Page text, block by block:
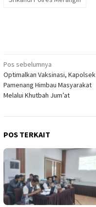
Navigasi
pos
Pos sebelumnya
Optimalkan Vaksinasi, Kapolsek
Pamenang Himbau Masyarakat
Melalui Khutbah Jum’at
POS TERKAIT